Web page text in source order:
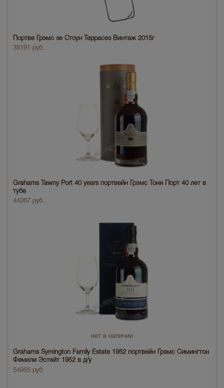
Портве Грэмc зе Стоун Террасез Винтаж 2015г
35191 руб.
Grahams Tawny Port 40 years портвейн Грэмс Тони Порт 40 лет в
тубе
44267 руб.
нет в наличии
Grahams Symington Family Estate 1952 портвейн Грэмс Симингтон
Фемили Эстейт 1952 в д/у
54955 руб.